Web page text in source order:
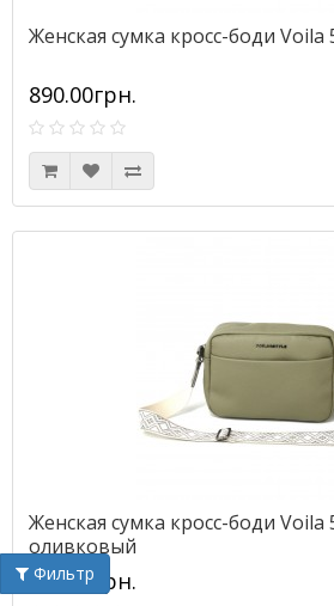
Женская сумка кросс-боди Voila
890.00грн.
Женская сумка кросс-боди Voila
оливковый
700.00грн.
Фильтр